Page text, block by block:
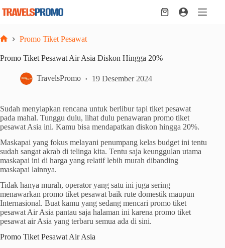
Shopping
Promo Tiket Pesawat
Promo Tiket Pesawat Air Asia Diskon Hingga 20%
TravelsPromo 19 Desember 2024
Sudah menyiapkan rencana untuk berlibur tapi tiket pesawat
pada mahal. Tunggu dulu, lihat dulu penawaran promo tiket
pesawat Asia ini. Kamu bisa mendapatkan diskon hingga 20%.
Maskapai yang fokus melayani penumpang kelas budget ini tentu
sudah sangat akrab di telinga kita. Tentu saja keunggulan utama
maskapai ini di harga yang relatif lebih murah dibanding
maskapai lainnya.
Tidak hanya murah, operator yang satu ini juga sering
menawarkan promo tiket pesawat baik rute domestik maupun
Internasional. Buat kamu yang sedang mencari promo tiket
pesawat Air Asia pantau saja halaman ini karena promo tiket
pesawat air Asia yang terbaru semua ada di sini.
Promo Tiket Pesawat Air Asia